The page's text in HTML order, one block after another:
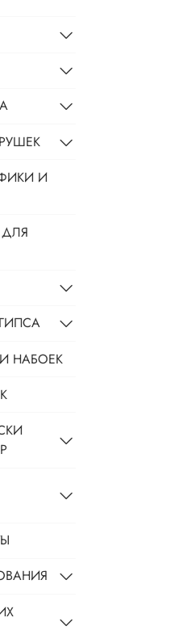
И
НАБОЕК